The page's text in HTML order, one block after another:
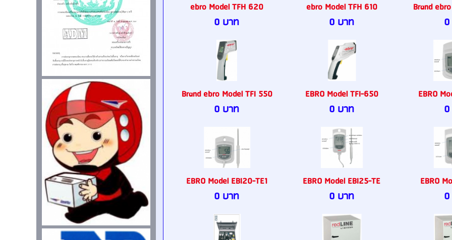
ebro Model TFH 620
0 บาท
ebro Model TFH 610
0 บาท
Brand
Brand ebro Model TFI 550
0 บาท
EBRO Model TFI-650
0 บาท
EBRO
EBRO Model EBI20-TE1
0 บาท
EBRO Model EBI25-TE
0 บาท
EBRO